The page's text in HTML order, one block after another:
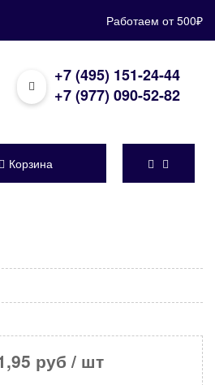
Работаем от 500₽
+7 (495) 151-24-44
+7 (977) 090-52-82
Корзина
руб / шт